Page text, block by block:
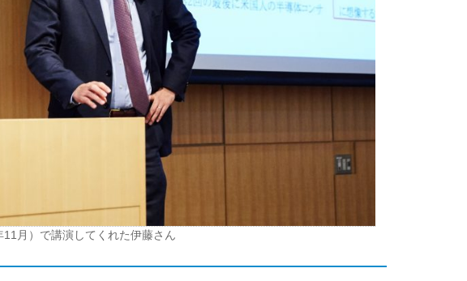
月）で講演してくれた伊藤さん